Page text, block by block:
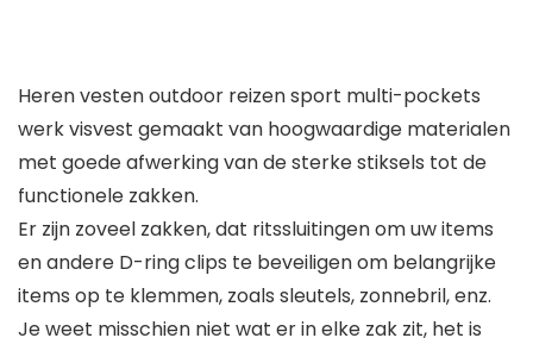
Heren vesten outdoor reizen sport multi-pockets
werk visvest gemaakt van hoogwaardige materialen
met goede afwerking van de sterke stiksels tot de
functionele zakken.
Er zijn zoveel zakken, dat ritssluitingen om uw items
en andere D-ring clips te beveiligen om belangrijke
items op te klemmen, zoals sleutels, zonnebril, enz.
Je weet misschien niet wat er in elke zak zit, het is